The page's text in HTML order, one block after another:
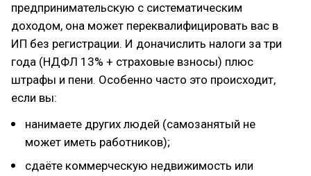
предпринимательскую с систематическим
доходом, она может переквалифицировать вас в
ИП без регистрации. И доначислить налоги за три
года (НДФЛ 13% + страховые взносы) плюс
штрафы и пени. Особенно часто это происходит,
если вы:
нанимаете других людей (самозанятый не
может иметь работников);
сдаёте коммерческую недвижимость или